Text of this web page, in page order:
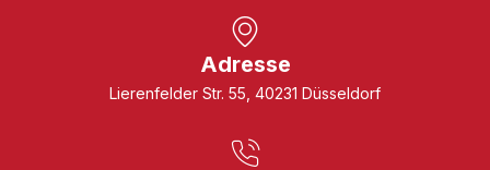
Adresse
Lierenfelder Str. 55, 40231 Düsseldorf